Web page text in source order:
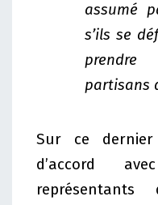
assumé
s’ils se
partisans
Sur ce
d’accord